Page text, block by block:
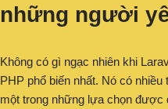
những người
Không có gì ngạc nhiên khi
PHP phổ biến nhất. Nó có
một trong những lựa chọn được